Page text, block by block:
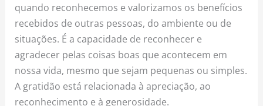
quando reconhecemos e valorizamos os benefícios
recebidos de outras pessoas, do ambiente ou de
situações. É a capacidade de reconhecer e
agradecer pelas coisas boas que acontecem em
nossa vida, mesmo que sejam pequenas ou simples.
A gratidão está relacionada à apreciação, ao
reconhecimento e à generosidade.